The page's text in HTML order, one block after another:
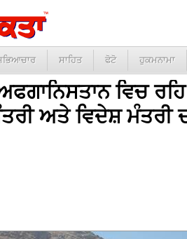
ਸਾਹਿਤ ਫੋਟੋ ਹੁਕਮਨਾਮਾ
ਵਿਚ
ਅਤੇ ਵਿਦੇਸ਼ ਮੰਤਰੀ